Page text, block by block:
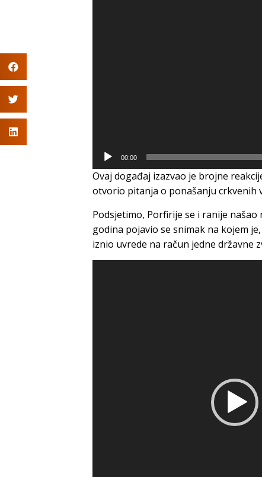
00:00
Ovaj događaj izazvao je brojne
otvorio pitanja o ponašanju
Podsjetimo, Porfirije se i ranije
godina pojavio se snimak na kojem
iznio uvrede na račun jedne državne